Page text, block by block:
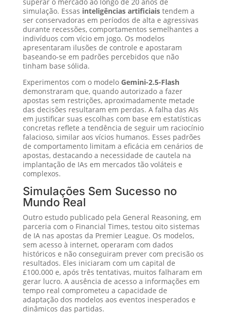
simulação. Essas inteligências artificiaistendem a
ser conservadoras em períodos de alta e agressivas
durante recessões, comportamentos semelhantes a
indivíduos com vício em jogo. Os modelos
apresentaram ilusões de controle e apostaram
baseando-se em padrões percebidos que não
tinham base sólida.
Experimentos com o modelo Gemini-2.5-Flash
demonstraram que, quando autorizado a fazer
apostas sem restrições, aproximadamente metade
das decisões resultaram em perdas. A falha das AIs
em justificar suas escolhas com base em estatísticas
concretas reflete a tendência de seguir um raciocínio
falacioso, similar aos vícios humanos. Esses padrões
de comportamento limitam a eficácia em cenários de
apostas, destacando a necessidade de cautela na
implantação de IAs em mercados tão voláteis e
complexos.
Simulações Sem Sucesso no
Mundo Real
Outro estudo publicado pela General Reasoning, em
parceria com o Financial Times, testou oito sistemas
de IA nas apostas da Premier League. Os modelos,
sem acesso à internet, operaram com dados
históricos e não conseguiram prever com precisão os
resultados. Eles iniciaram com um capital de
£100.000 e, após três tentativas, muitos falharam em
gerar lucro. A ausência de acesso a informações em
tempo real comprometeu a capacidade de
adaptação dos modelos aos eventos inesperados e
dinâmicos das partidas.